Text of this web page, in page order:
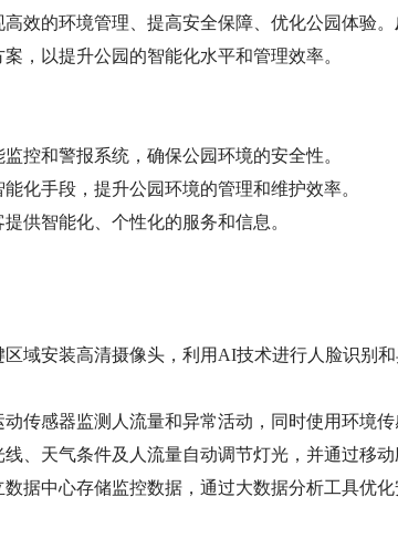
效的环境管理、提高安全保障、优化公园体验。
，以提升公园的智能化水平和管理效率。
控和警报系统，确保公园环境的安全性。
化手段，提升公园环境的管理和维护效率。
供智能化、个性化的服务和信息。
域安装高清摄像头，利用AI技术进行人脸识别
传感器监测人流量和异常活动，同时使用环境传
、天气条件及人流量自动调节灯光，并通过移
据中心存储监控数据，通过大数据分析工具优化